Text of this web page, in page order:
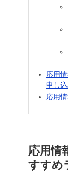
応用
申し
応用
応用情
すすめ